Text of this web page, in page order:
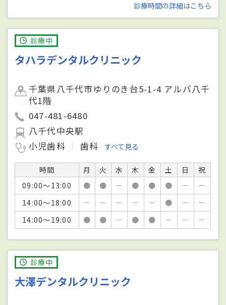
診療時間の詳細はこちら
診療中
タハラデンタルクリニック
千葉県八千代市ゆりのき台5-1-4 アルバ八千
代1階
047-481-6480
八千代中央駅
小児歯科
歯科 すべて見る
時間 月 火 水 木 金 土 日
祝
09:00～13:00
● ● － ● ● ● －
－
14:00～18:00
－ － － － － ● －
－
14:00～19:00
● ● － ● ● － － －
診療中
大澤デンタルクリニック